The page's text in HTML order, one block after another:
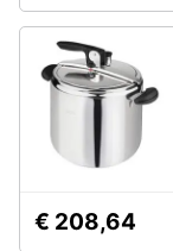
€ 208,64